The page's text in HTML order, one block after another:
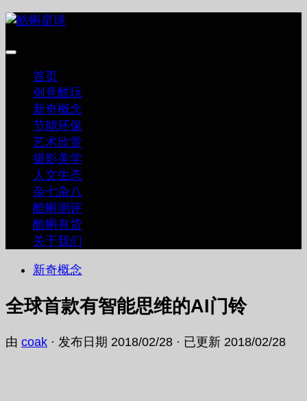
跳
内
首页
创意酷玩
新奇概念
节能环保
艺术欣赏
摄影美学
人文生态
杂七杂八
酷蝌测评
酷蝌有货
关于我们
新奇概念
全球首款有智能思维的AI门铃
由 coak · 发布日期 2018/02/28 · 已更新 2018/02/28